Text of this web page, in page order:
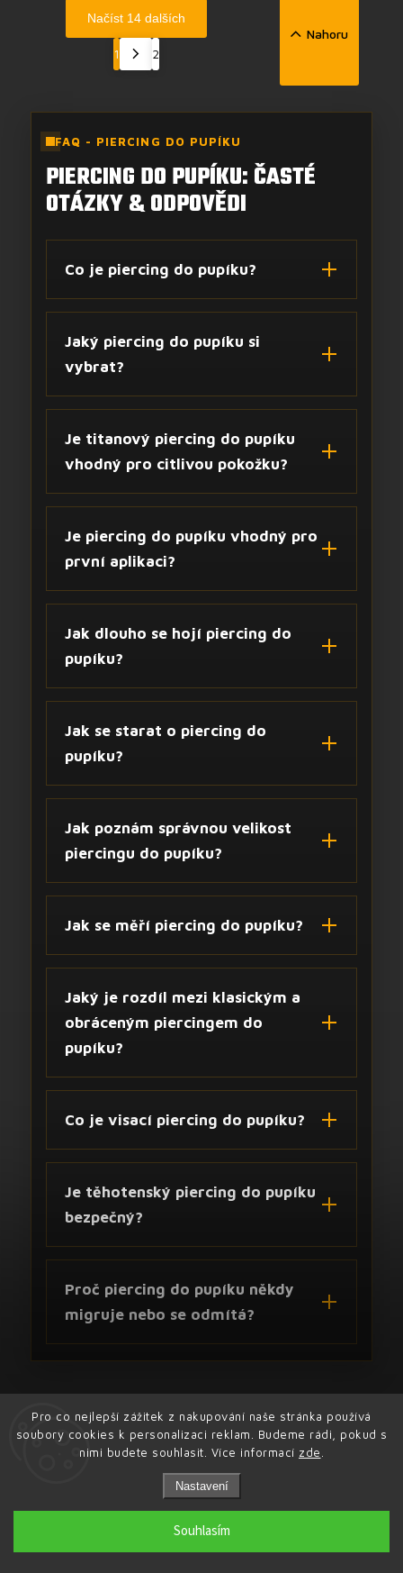
Pro co nejlepší zážitek z nakupování naše stránka používá
soubory cookies k personalizaci reklam. Budeme rádi, pokud s
nimi budete souhlasit. Více informací zde
Nastavení
Souhlasím
Načíst 14 dalších
1 2
Nahoru
FAQ - PIERCING DO PUPÍKU
PIERCING DO PUPÍKU: ČASTÉ
OTÁZKY & ODPOVĚDI
Co je piercing do pupíku?
Jaký piercing do pupíku si
vybrat?
Je titanový piercing do pupíku
vhodný pro citlivou pokožku?
Je piercing do pupíku vhodný pro
první aplikaci?
Jak dlouho se hojí piercing do
pupíku?
Jak se starat o piercing do
pupíku?
Jak poznám správnou velikost
piercingu do pupíku?
Jak se měří piercing do pupíku?
Jaký je rozdíl mezi klasickým a
obráceným piercingem do
pupíku?
Co je visací piercing do pupíku?
Je těhotenský piercing do pupíku
bezpečný?
Proč piercing do pupíku někdy
migruje nebo se odmítá?